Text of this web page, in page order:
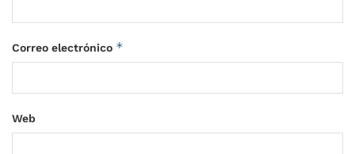
Correo electrónico *
Web